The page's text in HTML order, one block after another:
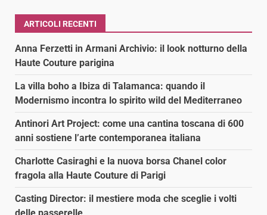
ARTICOLI RECENTI
Anna Ferzetti in Armani Archivio: il look notturno della
Haute Couture parigina
La villa boho a Ibiza di Talamanca: quando il
Modernismo incontra lo spirito wild del Mediterraneo
Antinori Art Project: come una cantina toscana di 600
anni sostiene l’arte contemporanea italiana
Charlotte Casiraghi e la nuova borsa Chanel color
fragola alla Haute Couture di Parigi
Casting Director: il mestiere moda che sceglie i volti